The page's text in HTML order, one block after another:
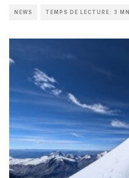
NEWS TEMPS DE LECTURE: 3 MN